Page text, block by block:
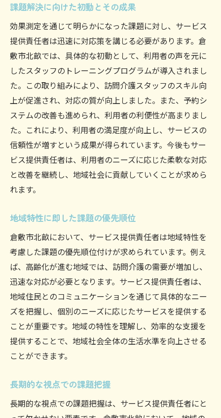
と機会
地域住民の声を活かしたサービス開発
トライアルプログラムの実施と評価
イノベーションによる新たな価値の創出
地域特有の課題への柔軟な対応
多様なサービスの提供に向けた挑戦
地域の声を反映した政策提言
効果測定で明らかになったサービス提供の質向
上の道筋
質の高さを維持するための施策
継続的なモニタリングの重要性
改善プロセスの透明性確保
質の向上を目指した技術導入
倉敷市北畝の未来を創るサービス提供責任者の
取り組み
地域活性化のための新たな取り組み
持続可能なサービスモデルの構築
地域全体の福祉向上を目指して
次世代へのバトンを繋ぐために
地域社会を支えるリーダーシップ
北畝エリアにおける未来展望
課題解決に向けた初動とその成果
効果測定を通じて明らかになった課題に対し、サービス
提供責任者は迅速に対応策を講じる必要があります。倉
敷市北畝では、具体的な初動として、利用者の声を元に
したスタッフのトレーニングプログラムが導入されまし
た。この取り組みにより、訪問介護スタッフのスキル向
上が促進され、対応の質が向上しました。また、予約シ
ステムの改善も進められ、利用者の利便性が高まりまし
た。これにより、利用者の満足度が向上し、サービスの
信頼性が増すという成果が得られています。今後もサー
ビス提供責任者は、利用者のニーズに応じた柔軟な対応
と改善を継続し、地域社会に貢献していくことが求めら
れます。
地域特性に即した課題の優先順位
倉敷市北畝において、サービス提供責任者は地域特性を
考慮した課題の優先順位付けが求められています。例え
ば、高齢化が進む地域では、訪問介護の需要が増加し、
迅速な対応が必要となります。サービス提供責任者は、
地域住民とのコミュニケーションを通じて具体的なニー
ズを把握し、個別のニーズに応じたサービスを提供する
ことが重要です。地域の特性を理解し、効率的な支援を
提供することで、地域社会全体の生活水準を向上させる
ことができます。
長期的な視点での課題把握
長期的な視点での課題把握は、サービス提供責任者にと